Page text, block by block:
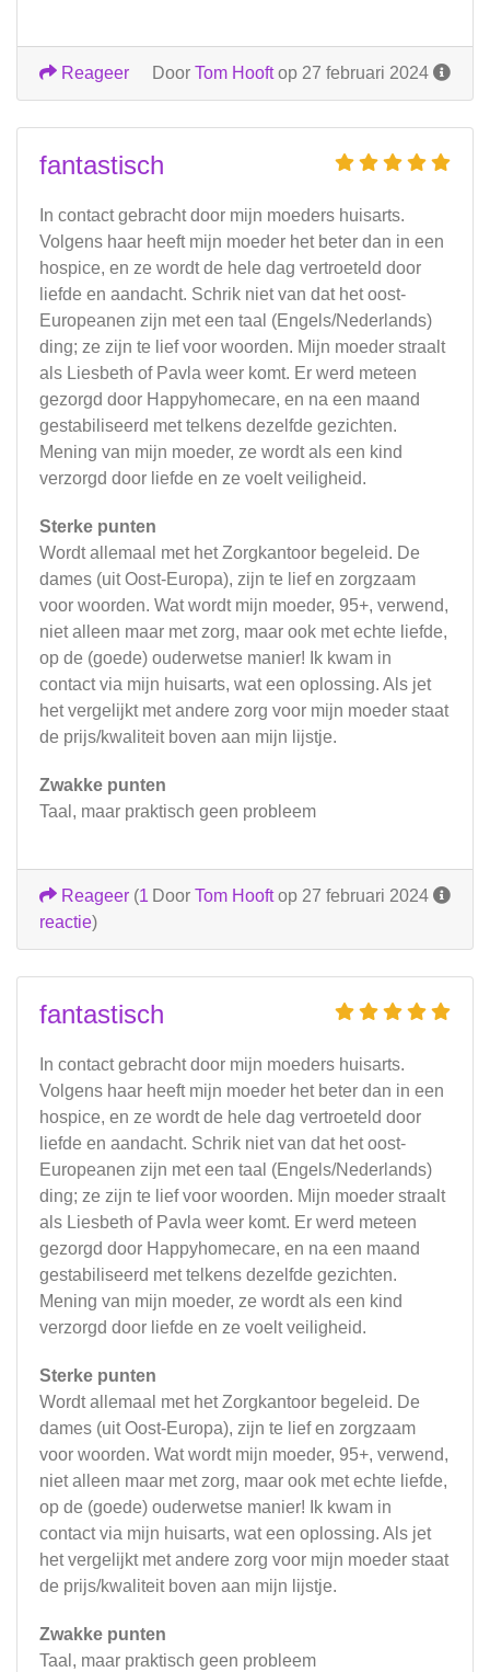
Door Tom Hooftop 27 februari 2024
Reageer
fantastisch
In contact gebracht door mijn moeders huisarts.
Volgens haar heeft mijn moeder het beter dan in een
hospice, en ze wordt de hele dag vertroeteld door
liefde en aandacht. Schrik niet van dat het oost-
Europeanen zijn met een taal (Engels/Nederlands)
ding; ze zijn te lief voor woorden. Mijn moeder straalt
als Liesbeth of Pavla weer komt. Er werd meteen
gezorgd door Happyhomecare, en na een maand
gestabiliseerd met telkens dezelfde gezichten.
Mening van mijn moeder, ze wordt als een kind
verzorgd door liefde en ze voelt veiligheid.
Sterke punten
Wordt allemaal met het Zorgkantoor begeleid. De
dames (uit Oost-Europa), zijn te lief en zorgzaam
voor woorden. Wat wordt mijn moeder, 95+, verwend,
niet alleen maar met zorg, maar ook met echte liefde,
op de (goede) ouderwetse manier! Ik kwam in
contact via mijn huisarts, wat een oplossing. Als jet
het vergelijkt met andere zorg voor mijn moeder staat
de prijs/kwaliteit boven aan mijn lijstje.
Zwakke punten
Taal, maar praktisch geen probleem
Door Tom Hooftop 27 februari 2024
Reageer (1
reactie)
fantastisch
In contact gebracht door mijn moeders huisarts.
Volgens haar heeft mijn moeder het beter dan in een
hospice, en ze wordt de hele dag vertroeteld door
liefde en aandacht. Schrik niet van dat het oost-
Europeanen zijn met een taal (Engels/Nederlands)
ding; ze zijn te lief voor woorden. Mijn moeder straalt
als Liesbeth of Pavla weer komt. Er werd meteen
gezorgd door Happyhomecare, en na een maand
gestabiliseerd met telkens dezelfde gezichten.
Mening van mijn moeder, ze wordt als een kind
verzorgd door liefde en ze voelt veiligheid.
Sterke punten
Wordt allemaal met het Zorgkantoor begeleid. De
dames (uit Oost-Europa), zijn te lief en zorgzaam
voor woorden. Wat wordt mijn moeder, 95+, verwend,
niet alleen maar met zorg, maar ook met echte liefde,
op de (goede) ouderwetse manier! Ik kwam in
contact via mijn huisarts, wat een oplossing. Als jet
het vergelijkt met andere zorg voor mijn moeder staat
de prijs/kwaliteit boven aan mijn lijstje.
Zwakke punten
Taal, maar praktisch geen probleem